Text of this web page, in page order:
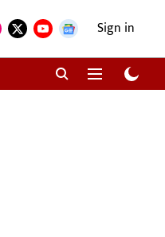
Sign in